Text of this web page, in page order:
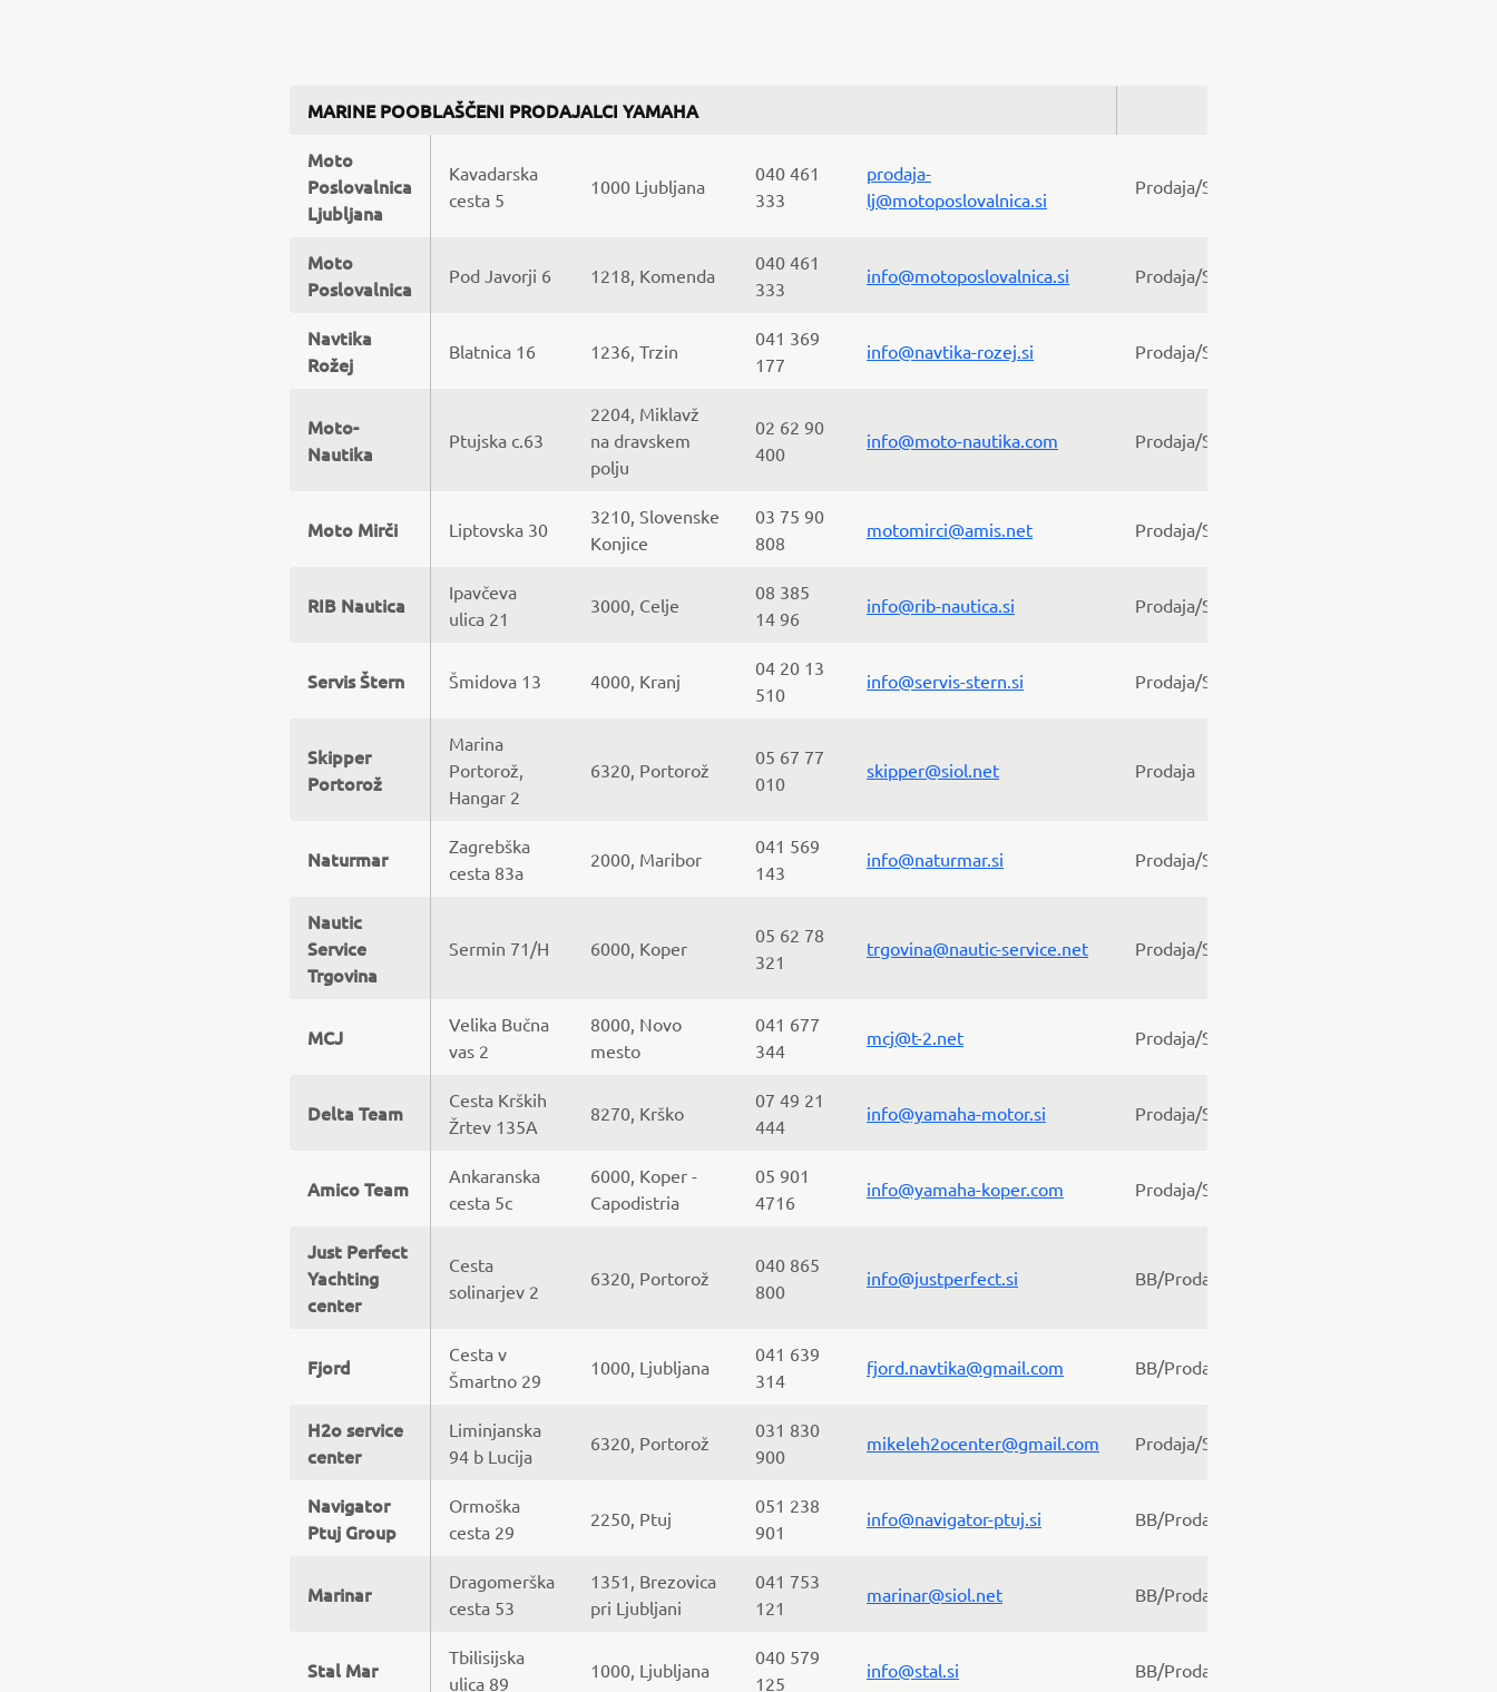
MARINE POOBLAŠČENI PRODAJALCI YAMAHA
Moto
Poslovalnica
Ljubljana
Kavadarska
cesta 5
1000 Ljubljana
040 461
333
prodaja-
lj@motoposlovalnica.si
Prodaja/Servis
Moto
Poslovalnica
Pod Javorji 6 1218, Komenda
040 461
333
info@motoposlovalnica.si Prodaja/Servis
Navtika
Rožej
Blatnica 16 1236, Trzin
041 369
177
info@navtika-rozej.si Prodaja/Servis
Moto-
Nautika
Ptujska c.63
2204, Miklavž
na dravskem
polju
02 62 90
400
info@moto-nautika.com Prodaja/Servis
Moto Mirči Liptovska 30
3210, Slovenske
Konjice
03 75 90
808
motomirci@amis.net Prodaja/Servis
RIB Nautica
Ipavčeva
ulica 21
3000, Celje
08 385
14 96
info@rib-nautica.si Prodaja/Servis
Servis Štern Šmidova 13 4000, Kranj
04 20 13
510
info@servis-stern.si Prodaja/Servis
Skipper
Portorož
Marina
Portorož,
Hangar 2
6320, Portorož
05 67 77
010
skipper@siol.net Prodaja
Naturmar
Zagrebška
cesta 83a
2000, Maribor
041 569
143
info@naturmar.si Prodaja/Servis
Nautic
Service
Trgovina
Sermin 71/H 6000, Koper
05 62 78
321
trgovina@nautic-service.net Prodaja/Servis
MCJ
Velika Bučna
vas 2
8000, Novo
mesto
041 677
344
mcj@t-2.net Prodaja/Servis
Delta Team
Cesta Krških
Žrtev 135A
8270, Krško
07 49 21
444
info@yamaha-motor.si Prodaja/Servis
Amico Team
Ankaranska
cesta 5c
6000, Koper -
Capodistria
05 901
4716
info@yamaha-koper.com Prodaja/Servis
Just Perfect
Yachting
center
Cesta
solinarjev 2
6320, Portorož
040 865
800
info@justperfect.si BB/Prodaja
Fjord
Cesta v
Šmartno 29
1000, Ljubljana
041 639
314
fjord.navtika@gmail.com BB/Prodaja
H2o service
center
Liminjanska
94 b Lucija
6320, Portorož
031 830
900
mikeleh2ocenter@gmail.com Prodaja/Servis
Navigator
Ptuj Group
Ormoška
cesta 29
2250, Ptuj
051 238
901
info@navigator-ptuj.si BB/Prodaja
Marinar
Dragomerška
cesta 53
1351, Brezovica
pri Ljubljani
041 753
121
marinar@siol.net BB/Prodaja
Stal Mar
Tbilisijska
ulica 89
1000, Ljubljana
040 579
125
info@stal.si BB/Prodaja